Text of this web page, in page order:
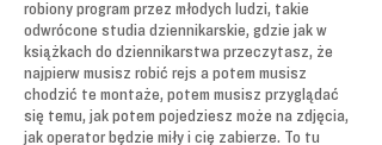
robiony program przez młodych ludzi, takie
odwrócone studia dziennikarskie, gdzie jak w
książkach do dziennikarstwa przeczytasz, że
najpierw musisz robić rejs a potem musisz
chodzić te montaże, potem musisz przyglądać
się temu, jak potem pojedziesz może na zdjęcia,
jak operator będzie miły i cię zabierze. To tu